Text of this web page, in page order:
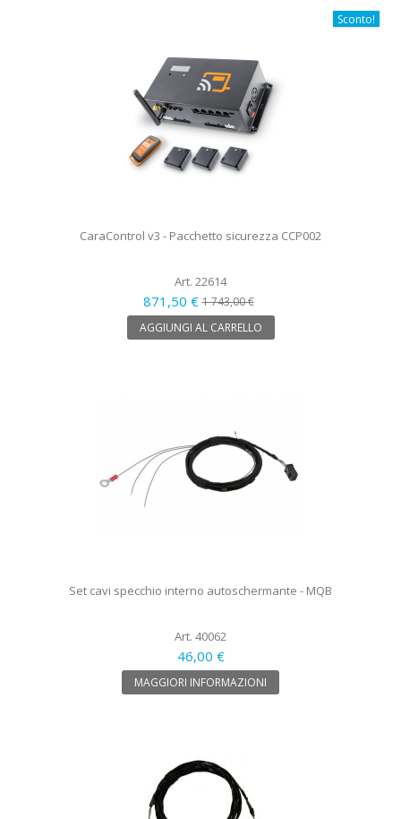
Sconto!
CaraControl v3 - Pacchetto sicurezza CCP002
Art. 22614
871,50 €1 743,00 €
AGGIUNGI AL CARRELLO
Set cavi specchio interno autoschermante - MQB
Art. 40062
46,00 €
MAGGIORI INFORMAZIONI